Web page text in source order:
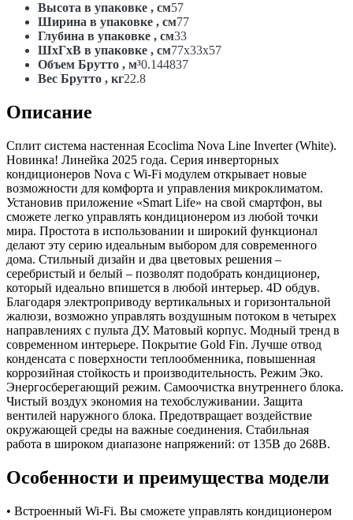
Высота в упаковке , см57
Ширина в упаковке , см77
Глубина в упаковке , см33
ШxГxВ в упаковке , см77x33x57
Объем Брутто , м³0.144837
Вес Брутто , кг22.8
Описание
Сплит система настенная Ecoclima Nova Line Inverter (White).
Новинка! Линейка 2025 года. Серия инверторных
кондиционеров Nova с Wi-Fi модулем открывает новые
возможности для комфорта и управления микроклиматом.
Установив приложение «Smart Life» на свой смартфон, вы
сможете легко управлять кондиционером из любой точки
мира. Простота в использовании и широкий функционал
делают эту серию идеальным выбором для современного
дома. Стильный дизайн и два цветовых решения –
серебристый и белый – позволят подобрать кондиционер,
который идеально впишется в любой интерьер. 4D обдув.
Благодаря электроприводу вертикальных и горизонтальной
жалюзи, возможно управлять воздушным потоком в четырех
направлениях с пульта ДУ. Матовый корпус. Модный тренд в
современном интерьере. Покрытие Gold Fin. Лучше отвод
конденсата с поверхности теплообменника, повышенная
коррозийная стойкость и производительность. Режим Эко.
Энергосберегающий режим. Cамоочистка внутреннего блока.
Чистый воздух экономия на техобслуживании. Защита
вентилей наружного блока. Предотвращает воздействие
окружающей среды на важные соединения. Стабильная
работа в широком диапазоне напряжений: от 135В до 268В.
Особенности и преимущества модели
• Встроенный Wi-Fi. Вы сможете управлять кондиционером